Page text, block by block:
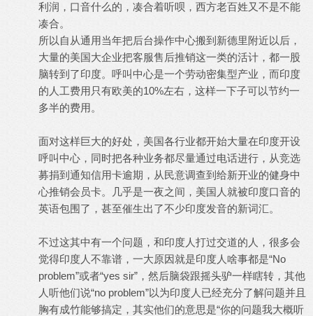
利润，口音什么的，凑合着听呗，西方老百姓又不是不能
凑合。
所以自从通用当年把后台操作中心搬到新德里附近以后，
大量的美国大企业把客服售后推销这一类的活计，都一股
脑转到了印度。呼叫中心是一个劳动密集型产业，而印度
的人工费用只有欧美的10%左右，这样一下子可以节约一
多半的费用。
面对这样巨大的好处，美国各行业都开始大量在印度开设
呼叫中心，同时把各种业务都尽量通过电话进行，从竞选
募捐到通知信用卡逾期，从民意调查到给新开业的健身中
心推销会员卡。几乎是一夜之间，美国人就被印度口音的
英语包围了，甚至催生出了不少印度发音的新词汇。
不过这其中有一个问题，和印度人打过交道的人，很多会
觉得印度人不靠谱，一大原因就是印度人啥事都是“No
problem”或者“yes sir”，然后脑袋跟摇头驴一样瞎转，其他
人听他们说“no problem”以为印度人已经充分了解问题并且
胸有成竹能够搞定，其实他们的意思是“你的问题我大概听